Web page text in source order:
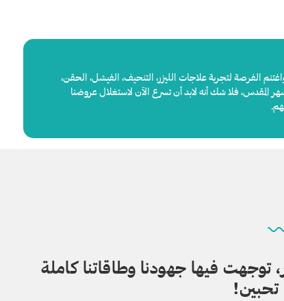
الفرصة لتجربة علاجات الليزر، التنحيف، الفيشل، الحقن،
فلا شك أنه لابد أن تسرع الآن لاستغلال عروضنا
توجهت فيها جهودنا وطاقاتنا كاملة
تحبين!